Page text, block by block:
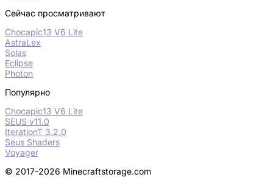
Сейчас просматривают
Chocapic13 V6 Lite
AstraLex
Solas
Eclipse
Photon
Популярно
Chocapic13 V6 Lite
SEUS v11.0
IterationT 3.2.0
Seus Shaders
Voyager
© 2017-2026 Minecraftstorage.com